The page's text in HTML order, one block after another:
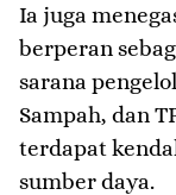
Ia juga
berperan
sarana
Sampah, dan
terdapat
sumber daya.